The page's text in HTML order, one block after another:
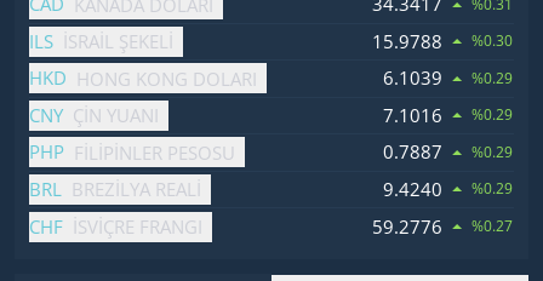
ILS İSRAIL ŞEKELI 15.9788 %0.30
HKD HONG KONG DOLARI 6.1039 %0.29
CNY ÇIN YUANI 7.1016 %0.29
PHP FILIPINLER PESOSU 0.7887 %0.29
BRL BREZILYA REALI 9.4240 %0.29
CHF İSVIÇRE FRANGI 59.2776 %0.27